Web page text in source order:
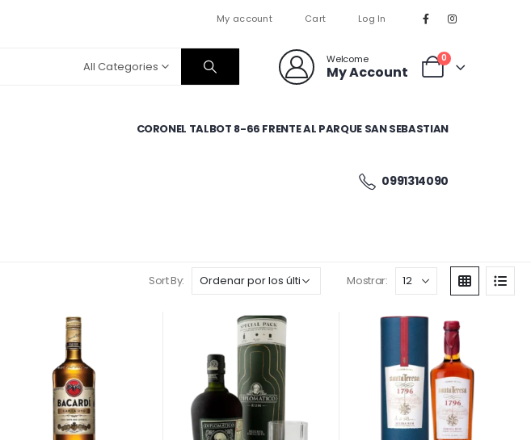
My account Cart Log In
All Categories
Welcome
My Account
0
CORONEL TALBOT 8-66 FRENTE AL PARQUE SAN SEBASTIAN
0991314090
Sort By: Mostrar: